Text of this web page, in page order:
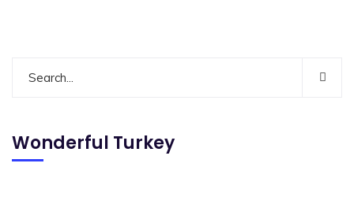
Wonderful Turkey